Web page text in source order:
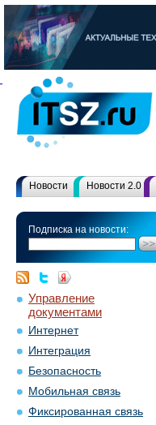
Новости Новости 2.0
Подписка на новости:
Управление
документами
Интернет
Интеграция
Безопасность
Мобильная связь
Фиксированная связь